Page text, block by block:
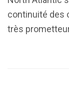
continuité des
très